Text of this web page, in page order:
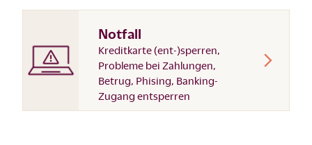
Notfall
Kreditkarte (ent-)sperren,
Probleme bei Zahlungen,
Betrug, Phising, Banking-
Zugang entsperren